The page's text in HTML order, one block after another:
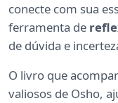
conecte com sua
ferramenta de
de dúvida e
O livro que
valiosos de Osho,